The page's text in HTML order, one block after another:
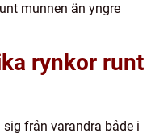
munnen än yngre
rynkor runt
från varandra både i